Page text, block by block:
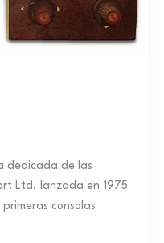
dedicada de las
Ltd. lanzada en 1975
consolas